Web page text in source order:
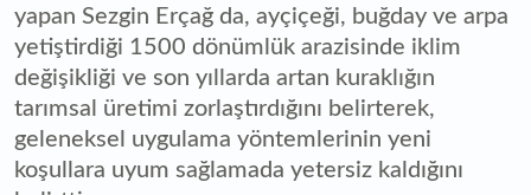
yapan Sezgin Erçağ da, ayçiçeği, buğday ve arpa
yetiştirdiği 1500 dönümlük arazisinde iklim
değişikliği ve son yıllarda artan kuraklığın
tarımsal üretimi zorlaştırdığını belirterek,
geleneksel uygulama yöntemlerinin yeni
koşullara uyum sağlamada yetersiz kaldığını